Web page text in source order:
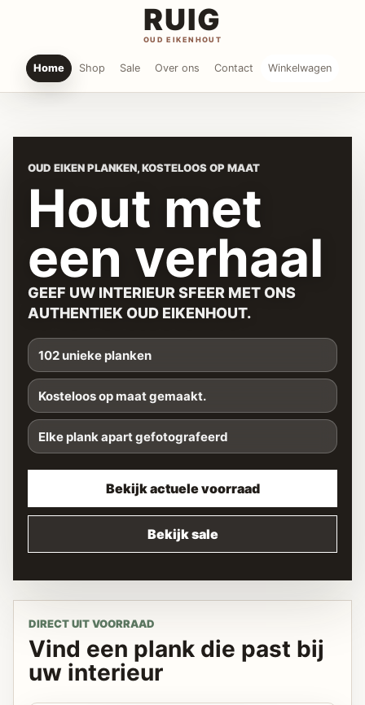
RUIG
OUD EIKENHOUT
Home Shop Sale Over ons Contact Winkelwagen
OUD EIKEN PLANKEN, KOSTELOOS OP MAAT
Hout met
een verhaal
GEEF UW INTERIEUR SFEER MET ONS
AUTHENTIEK OUD EIKENHOUT.
102 unieke planken
Kosteloos op maat gemaakt.
Elke plank apart gefotografeerd
Bekijk actuele voorraad
Bekijk sale
DIRECT UIT VOORRAAD
Vind een plank die past bij
uw interieur